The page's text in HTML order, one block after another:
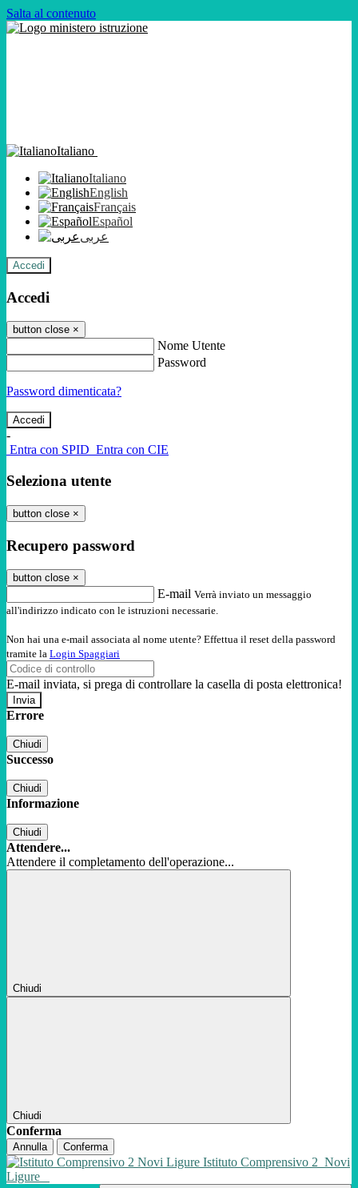
Salta al contenuto
Italiano
Italiano
English
Français
Español
عربى
Accedi
Accedi
button close ×
Nome Utente
Password
Password dimenticata?
-
Entra con SPID Entra con CIE
Seleziona utente
button close ×
Recupero password
button close ×
E-mail Verrà inviato un messaggio
all'indirizzo indicato con le istruzioni necessarie.
Non hai una e-mail associata al nome utente? Effettua il reset della password
tramite la Login Spaggiari
E-mail inviata, si prega di controllare la casella di posta elettronica!
Errore
Chiudi
Successo
Chiudi
Informazione
Chiudi
Attendere...
Attendere il completamento dell'operazione...
Chiudi
Chiudi
Conferma
Annulla Conferma
Istituto Comprensivo 2 Novi
Ligure